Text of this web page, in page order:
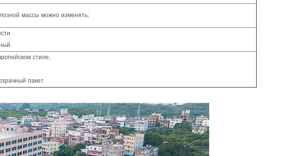
массы можно изменять;
стиле;
пакет.